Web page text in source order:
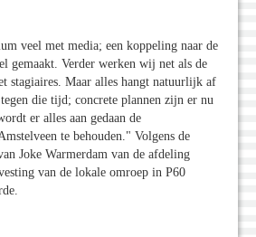
veel met media; een koppeling naar de
gemaakt. Verder werken wij net als de
stagiaires. Maar alles hangt natuurlijk af
die tijd; concrete plannen zijn er nu
er alles aan gedaan de
te behouden." Volgens de
Joke Warmerdam van de afdeling
van de lokale omroep in P60